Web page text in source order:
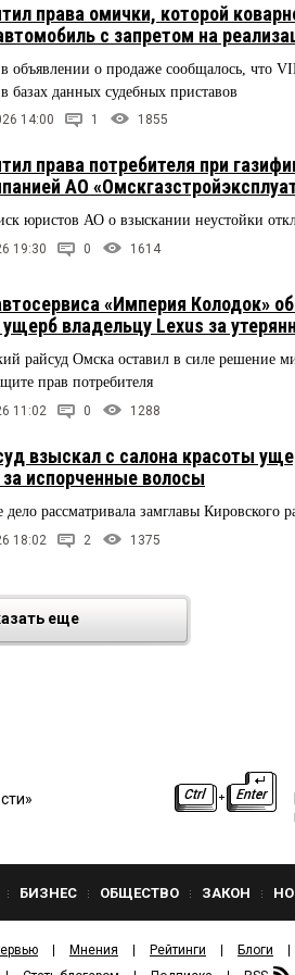
права омички, которой
с запретом на
в объявлении о продаже сообщалось, что
базах данных судебных приставов
14:00 1 1855
права потребителя при
АО
юристов АО о взыскании неустойки
19:30 0 1614
«Империя Колодок»
ущерб владельцу Lexus за
райсуд Омска оставил в силе решение
прав потребителя
11:02 0 1288
взыскал с салона красоты
за испорченные волосы
дело рассматривала замглавы Кировского
18:02 2 1375
еще
БИЗНЕС ОБЩЕСТВО ЗАКОН
Мнения Рейтинги Блоги